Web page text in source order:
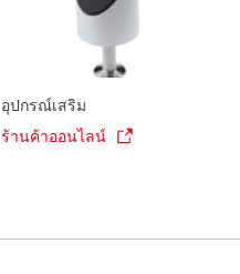
อุปกรณ์เสริม
ร้านค้าออนไลน์